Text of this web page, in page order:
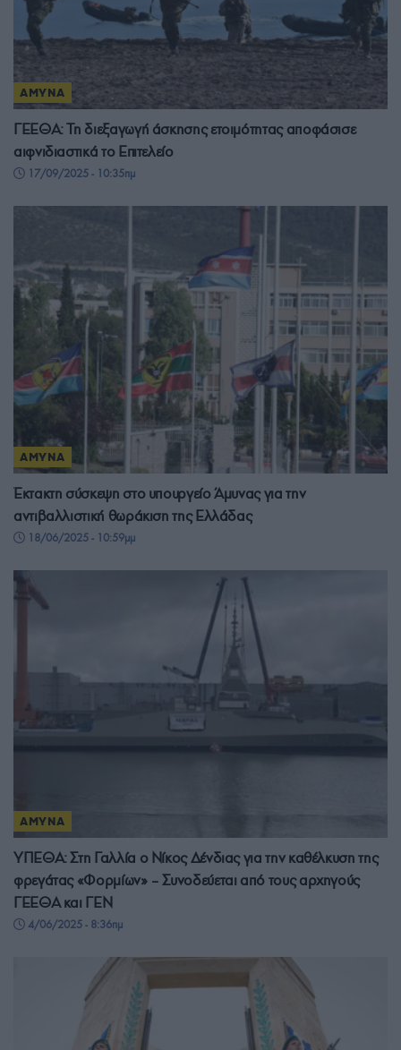
ΑΜΥΝΑ
ΓΕΕΘΑ: Τη διεξαγωγή άσκησης ετοιμότητας αποφάσισε
αιφνιδιαστικά το Επιτελείο
17/09/2025 - 10:35πμ
ΑΜΥΝΑ
Έκτακτη σύσκεψη στο υπουργείο Άμυνας για την
αντιβαλλιστική θωράκιση της Ελλάδας
18/06/2025 - 10:59μμ
ΑΜΥΝΑ
ΥΠΕΘΑ: Στη Γαλλία ο Νίκος Δένδιας για την καθέλκυση της
φρεγάτας «Φορμίων» – Συνοδεύεται από τους αρχηγούς
ΓΕΕΘΑ και ΓΕΝ
4/06/2025 - 8:36πμ